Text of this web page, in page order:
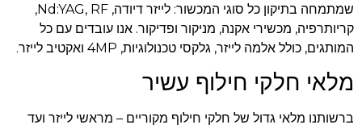
שמתמחה בתיקון כל סוגי המכשור: לייזר דיודה, Nd:YAG, RF,
קריותרפיה, מכשירי אקנה, מניקור ופדיקור. אנו עובדים עם כל
המותגים, כולל אלמה לייזר, גלקסי טכנולוגיות, 4MP ואקטיב לייזר.
מלאי חלקי חילוף עשיר
ברשותנו מלאי גדול של חלקי חילוף מקוריים – מראשי לייזר ועד